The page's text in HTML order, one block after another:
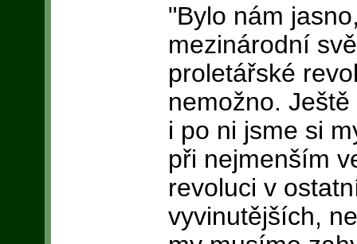
"Bylo nám
mezinárodní
proletářské
nemožno.
i po ni jsme si
při nejmenším
revoluci v
vyvinutějších,